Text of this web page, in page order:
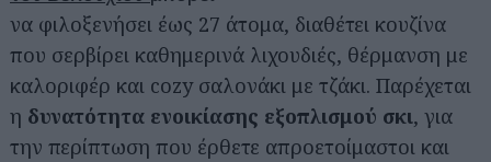
να φιλοξενήσει έως 27 άτομα, διαθέτει κουζίνα
που σερβίρει καθημερινά λιχουδιές, θέρμανση με
καλοριφέρ και cozy σαλονάκι με τζάκι. Παρέχεται
η δυνατότητα ενοικίασης εξοπλισμού σκι, για
την περίπτωση που έρθετε απροετοίμαστοι και
Αναζήτηση
για...